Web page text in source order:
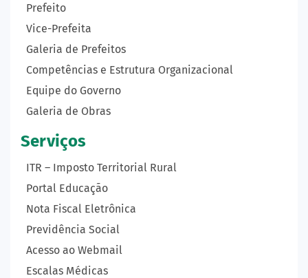
Prefeito
Vice-Prefeita
Galeria de Prefeitos
Competências e Estrutura Organizacional
Equipe do Governo
Galeria de Obras
Serviços
ITR – Imposto Territorial Rural
Portal Educação
Nota Fiscal Eletrônica
Previdência Social
Acesso ao Webmail
Escalas Médicas